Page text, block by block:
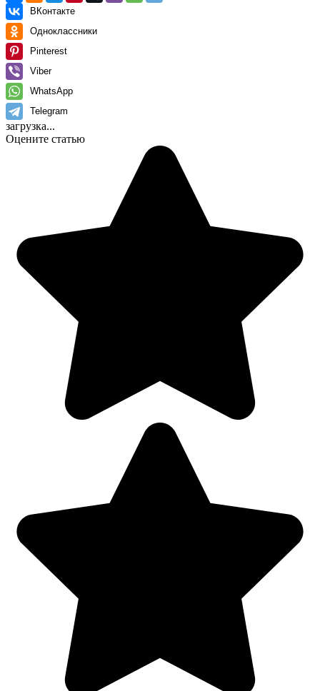
ВКонтакте
Одноклассники
Pinterest
Viber
WhatsApp
Telegram
загрузка...
Оцените статью